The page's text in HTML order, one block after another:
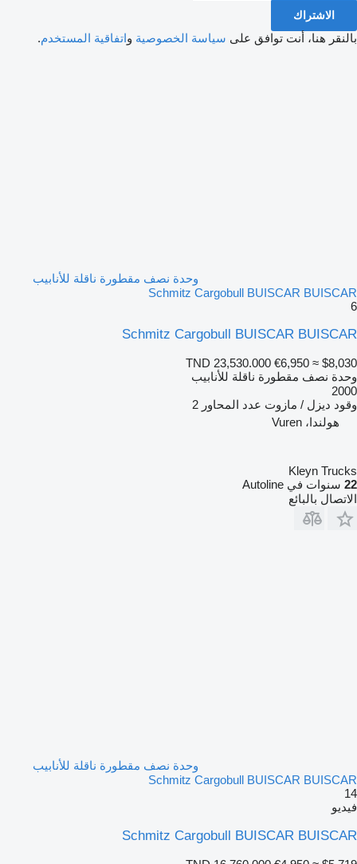
الاشتراك
بالنقر هنا، أنت توافق على سياسة الخصوصية واتفاقية المستخدم.
وحدة نصف مقطورة ناقلة للأنابيب
Schmitz Cargobull BUISCAR BUISCAR
6
Schmitz Cargobull BUISCAR BUISCAR
TND 23,530.000 €6,950 ≈ $8,030
وحدة نصف مقطورة ناقلة للأنابيب
2000
وقود ديزل / مازوت عدد المحاور 2
هولندا، Vuren
Kleyn Trucks
22 سنوات في Autoline
الاتصال بالبائع
وحدة نصف مقطورة ناقلة للأنابيب
Schmitz Cargobull BUISCAR BUISCAR
14
فيديو
Schmitz Cargobull BUISCAR BUISCAR